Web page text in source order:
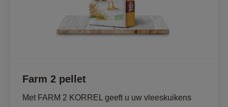
Farm 2 pellet
Met FARM 2 KORREL geeft u uw vleeskuikens